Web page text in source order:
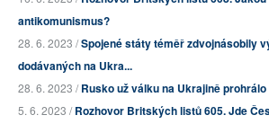
antikomunismus?
28. 6. 2023 /Spojené státy téměř zdvojnásobily
dodávaných na Ukra...
28. 6. 2023 /Rusko už válku na Ukrajině prohrálo
5. 6. 2023 /Rozhovor Britských listů 605. Jde